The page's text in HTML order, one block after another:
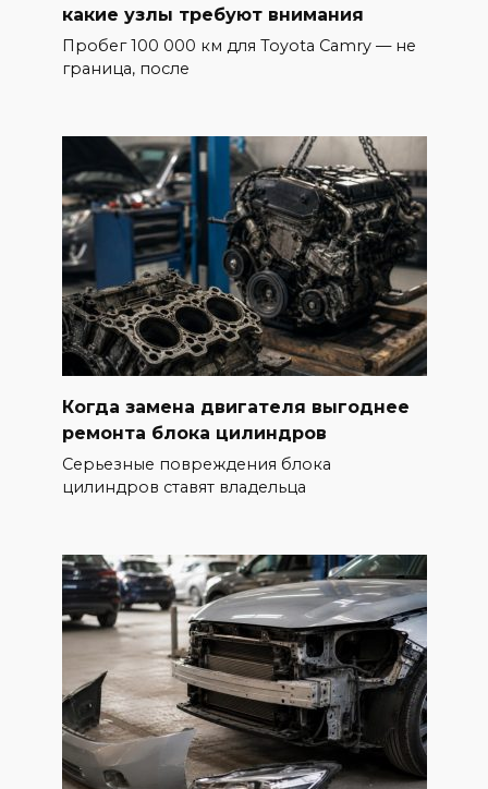
какие узлы требуют внимания
Пробег 100 000 км для Toyota Camry — не
граница, после
Когда замена двигателя выгоднее
ремонта блока цилиндров
Серьезные повреждения блока
цилиндров ставят владельца